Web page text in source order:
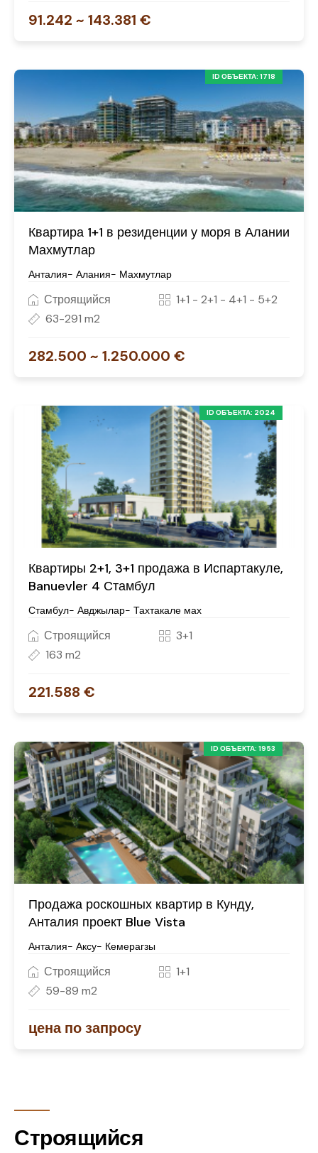
91.242 ~ 143.381 €
ID ОБЪЕКТА: 1718
Квартира 1+1 в резиденции у моря в Алании
Махмутлар
Анталия- Алания- Махмутлар
Строящийся
1+1 - 2+1 - 4+1 - 5+2
63-291 m2
282.500 ~ 1.250.000 €
ID ОБЪЕКТА: 2024
Квартиры 2+1, 3+1 продажа в Испартакуле,
Banuevler 4 Стамбул
Стамбул- Авджылар- Тахтакале мах
Строящийся
3+1
163 m2
221.588 €
ID ОБЪЕКТА: 1953
Продажа роскошных квартир в Кунду,
Анталия проект Blue Vista
Анталия- Аксу- Кемерагзы
Строящийся
1+1
59-89 m2
цена по запросу
Строящийся